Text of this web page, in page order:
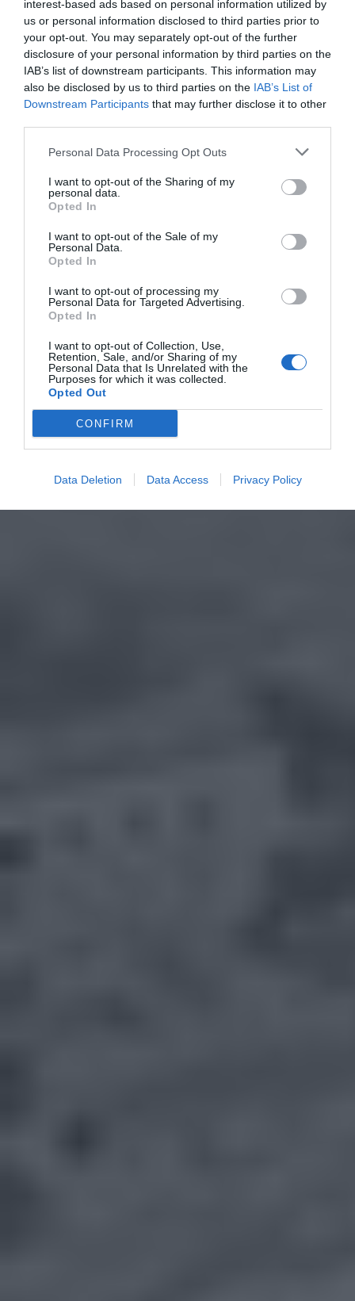
interest-based ads based on personal information utilized by
us or personal information disclosed to third parties prior to
your opt-out. You may separately opt-out of the further
disclosure of your personal information by third parties on the
IAB’s list of downstream participants. This information may
also be disclosed by us to third parties on the IAB’s List of
Downstream Participants that may further disclose it to other
Personal Data Processing Opt Outs
I want to opt-out of the Sharing of my
personal data.
Opted In
I want to opt-out of the Sale of my
Personal Data.
Opted In
I want to opt-out of processing my
Personal Data for Targeted Advertising.
Opted In
I want to opt-out of Collection, Use,
Retention, Sale, and/or Sharing of my
Personal Data that Is Unrelated with the
Purposes for which it was collected.
Opted Out
CONFIRM
Data Deletion Data Access Privacy Policy